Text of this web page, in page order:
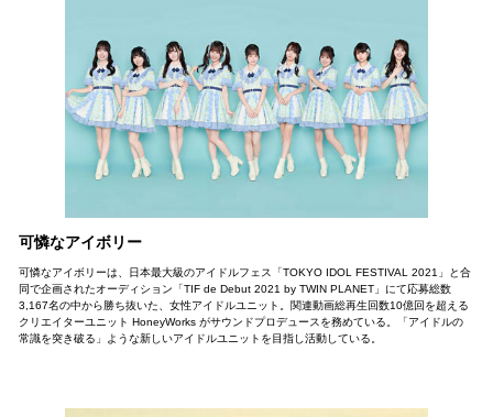
可憐なアイボリー
可憐なアイボリーは、日本最大級のアイドルフェス「TOKYO IDOL FESTIVAL 2021」と合
同で企画されたオーディション「TIF de Debut 2021 by TWIN PLANET」にて応募総数
3,167名の中から勝ち抜いた、女性アイドルユニット。関連動画総再生回数10億回を超える
クリエイターユニット HoneyWorks がサウンドプロデュースを務めている。「アイドルの
常識を突き破る」ような新しいアイドルユニットを目指し活動している。